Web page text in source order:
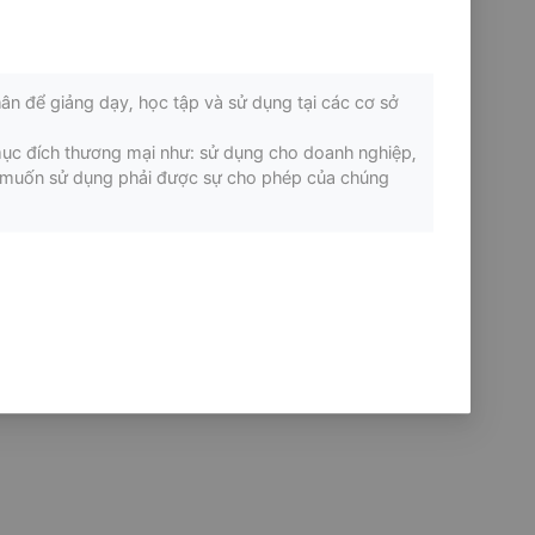
để giảng dạy, học tập và sử dụng tại các cơ sở
đích thương mại như: sử dụng cho doanh nghiệp,
sử dụng phải được sự cho phép của chúng